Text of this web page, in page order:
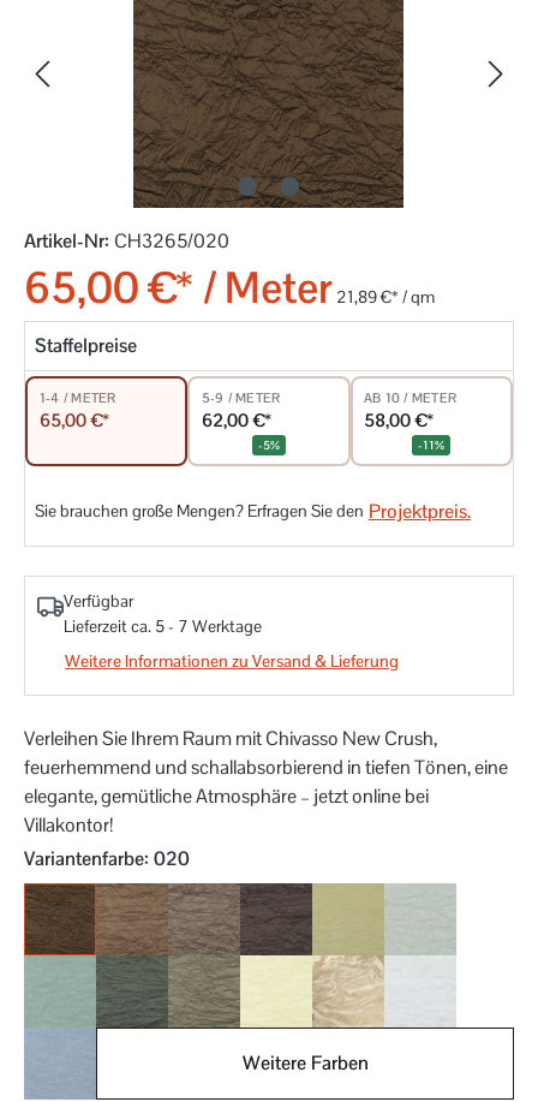
Artikel-Nr: CH3265/020
65,00 €* / Meter 21,89 €* / qm
Staffelpreise
1-4 / METER
65,00 €*
5-9 / METER
62,00 €*
-5%
AB 10 / METER
58,00 €*
-11%
Sie brauchen große Mengen? Erfragen Sie den Projektpreis.
Verfügbar
Lieferzeit ca. 5 - 7 Werktage
Weitere Informationen zu Versand & Lieferung
Verleihen Sie Ihrem Raum mit Chivasso New Crush,
feuerhemmend und schallabsorbierend in tiefen Tönen, eine
elegante, gemütliche Atmosphäre – jetzt online bei
Villakontor!
Variantenfarbeauswählen
: 020
020 021 022 023
033 034 041
Weitere Farben